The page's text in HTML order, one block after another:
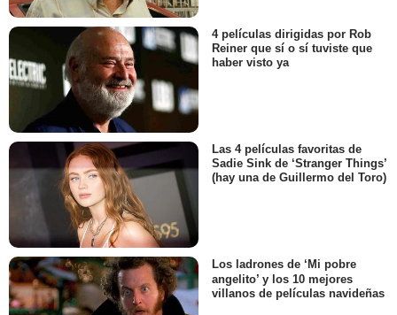
4 películas dirigidas por Rob
Reiner que sí o sí tuviste que
haber visto ya
Las 4 películas favoritas de
Sadie Sink de ‘Stranger Things’
(hay una de Guillermo del Toro)
Los ladrones de ‘Mi pobre
angelito’ y los 10 mejores
villanos de películas navideñas